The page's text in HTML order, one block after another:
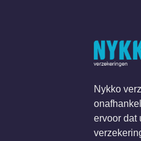
Nykko
ervoor dat